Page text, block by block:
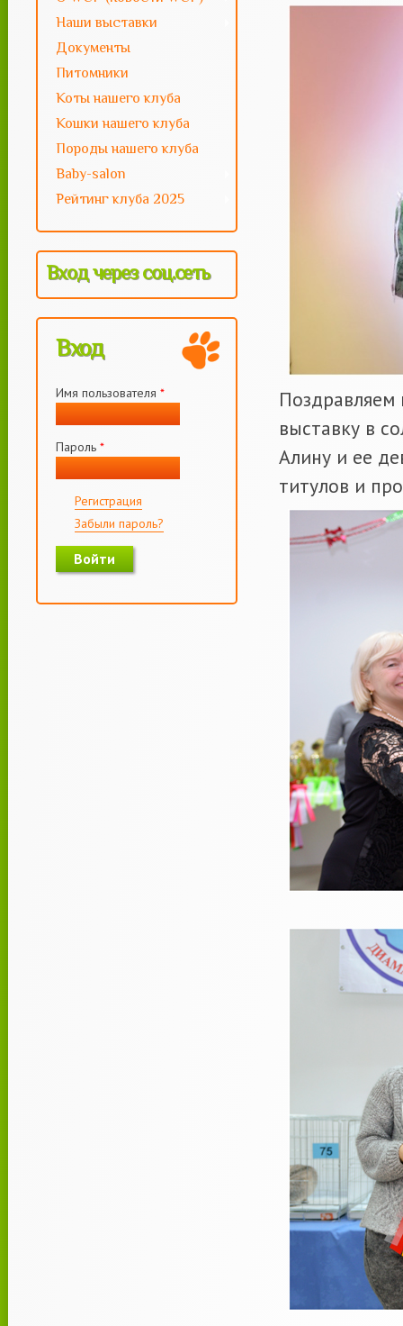
Наши выставки
Документы
Питомники
Коты нашего клуба
Кошки нашего клуба
Породы нашего клуба
Baby-salon
Рейтинг клуба 2025
Вход через соц.сеть
Вход
Имя пользователя *
Пароль *
Регистрация
Забыли пароль?
выставку в
Алину и ее
титулов и